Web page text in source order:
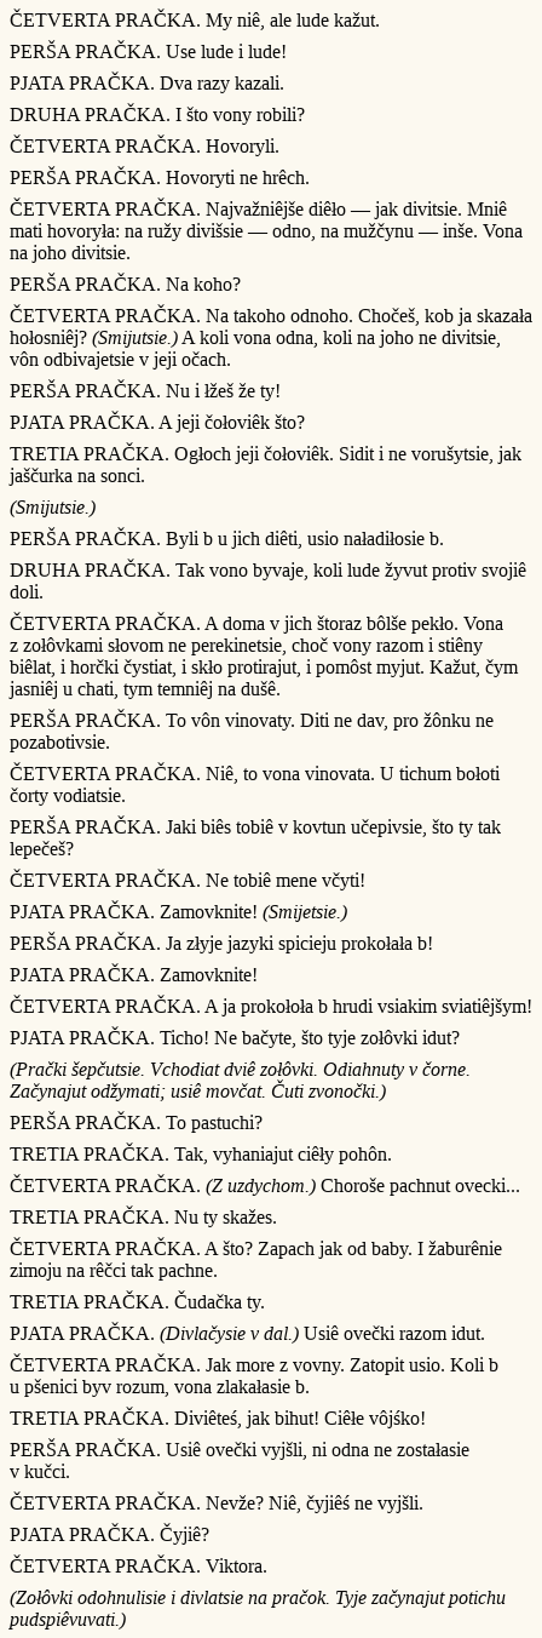
ČETVERTA PRAČKA. My niê, ale lude kažut.
PERŠA PRAČKA. Use lude i lude!
PJATA PRAČKA. Dva razy kazali.
DRUHA PRAČKA. I što vony robili?
ČETVERTA PRAČKA. Hovoryli.
PERŠA PRAČKA. Hovoryti ne hrêch.
ČETVERTA PRAČKA. Najvažniêjše diêło — jak divitsie. Mniê
mati hovoryła: na ružy divišsie — odno, na mužčynu — inše. Vona
na joho divitsie.
PERŠA PRAČKA. Na koho?
ČETVERTA PRAČKA. Na takoho odnoho. Chočeš, kob ja skazała
hołosniêj? (Smijutsie.) A koli vona odna, koli na joho ne divitsie,
vôn odbivajetsie v jeji očach.
PERŠA PRAČKA. Nu i łžeš že ty!
PJATA PRAČKA. A jeji čołoviêk što?
TRETIA PRAČKA. Ogłoch jeji čołoviêk. Sidit i ne vorušytsie, jak
jaščurka na sonci.
(Smijutsie.)
PERŠA PRAČKA. Byli b u jich diêti, usio naładiłosie b.
DRUHA PRAČKA. Tak vono byvaje, koli lude žyvut protiv svojiê
doli.
ČETVERTA PRAČKA. A doma v jich štoraz bôlše pekło. Vona
z zołôvkami słovom ne perekinetsie, choč vony razom i stiêny
biêlat, i horčki čystiat, i skło protirajut, i pomôst myjut. Kažut, čym
jasniêj u chati, tym temniêj na dušê.
PERŠA PRAČKA. To vôn vinovaty. Diti ne dav, pro žônku ne
pozabotivsie.
ČETVERTA PRAČKA. Niê, to vona vinovata. U tichum bołoti
čorty vodiatsie.
PERŠA PRAČKA. Jaki biês tobiê v kovtun učepivsie, što ty tak
lepečeš?
ČETVERTA PRAČKA. Ne tobiê mene včyti!
PJATA PRAČKA. Zamovknite! (Smijetsie.)
PERŠA PRAČKA. Ja złyje jazyki spicieju prokołała b!
PJATA PRAČKA. Zamovknite!
ČETVERTA PRAČKA. A ja prokołoła b hrudi vsiakim sviatiêjšym!
PJATA PRAČKA. Ticho! Ne bačyte, što tyje zołôvki idut?
(Prački šepčutsie. Vchodiat dviê zołôvki. Odiahnuty v čorne.
Začynajut odžymati; usiê movčat. Čuti zvonočki.)
PERŠA PRAČKA. To pastuchi?
TRETIA PRAČKA. Tak, vyhaniajut ciêły pohôn.
ČETVERTA PRAČKA. (Z uzdychom.) Choroše pachnut ovecki...
TRETIA PRAČKA. Nu ty skažes.
ČETVERTA PRAČKA. A što? Zapach jak od baby. I žaburênie
zimoju na rêčci tak pachne.
TRETIA PRAČKA. Čudačka ty.
PJATA PRAČKA. (Divlačysie v dal.) Usiê ovečki razom idut.
ČETVERTA PRAČKA. Jak more z vovny. Zatopit usio. Koli b
u pšenici byv rozum, vona zlakałasie b.
TRETIA PRAČKA. Diviêteś, jak bihut! Ciêłe vôjśko!
PERŠA PRAČKA. Usiê ovečki vyjšli, ni odna ne zostałasie
v kučci.
ČETVERTA PRAČKA. Nevže? Niê, čyjiêś ne vyjšli.
PJATA PRAČKA. Čyjiê?
ČETVERTA PRAČKA. Viktora.
(Zołôvki odohnulisie i divlatsie na pračok. Tyje začynajut potichu
pudspiêvuvati.)